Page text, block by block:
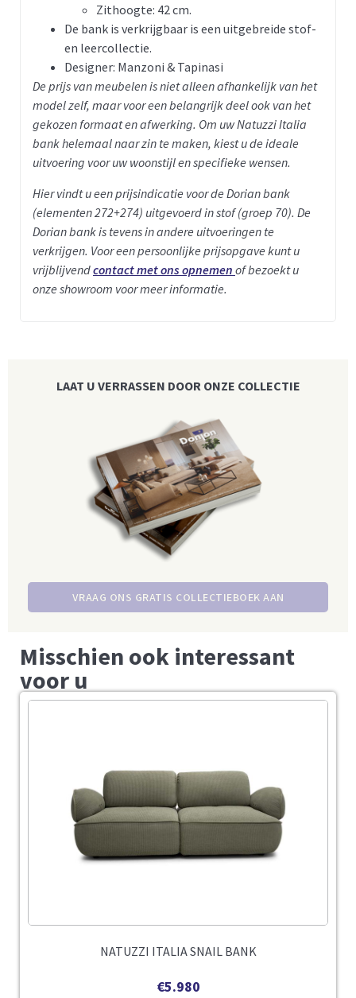
Zithoogte: 42 cm.
De bank is verkrijgbaar is een uitgebreide stof-
en leercollectie.
Designer: Manzoni & Tapinasi
De prijs van meubelen is niet alleen afhankelijk van het
model zelf, maar voor een belangrijk deel ook van het
gekozen formaat en afwerking. Om uw Natuzzi Italia
bank helemaal naar zin te maken, kiest u de ideale
uitvoering voor uw woonstijl en specifieke wensen.
Hier vindt u een prijsindicatie voor de Dorian bank
(elementen 272+274) uitgevoerd in stof (groep 70). De
Dorian bank is tevens in andere uitvoeringen te
verkrijgen. Voor een persoonlijke prijsopgave kunt u
vrijblijvendcontact met ons opnemen of bezoekt u
onze showroom voor meer informatie.
LAAT U VERRASSEN DOOR ONZE COLLECTIE
VRAAG ONS GRATIS COLLECTIEBOEK AAN
Misschien ook interessant
voor u
NATUZZI ITALIA SNAIL BANK
€5.980